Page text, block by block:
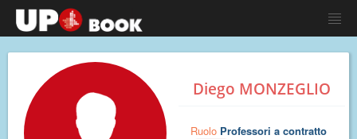
Diego MONZEGLIO
Ruolo Professori a contratto